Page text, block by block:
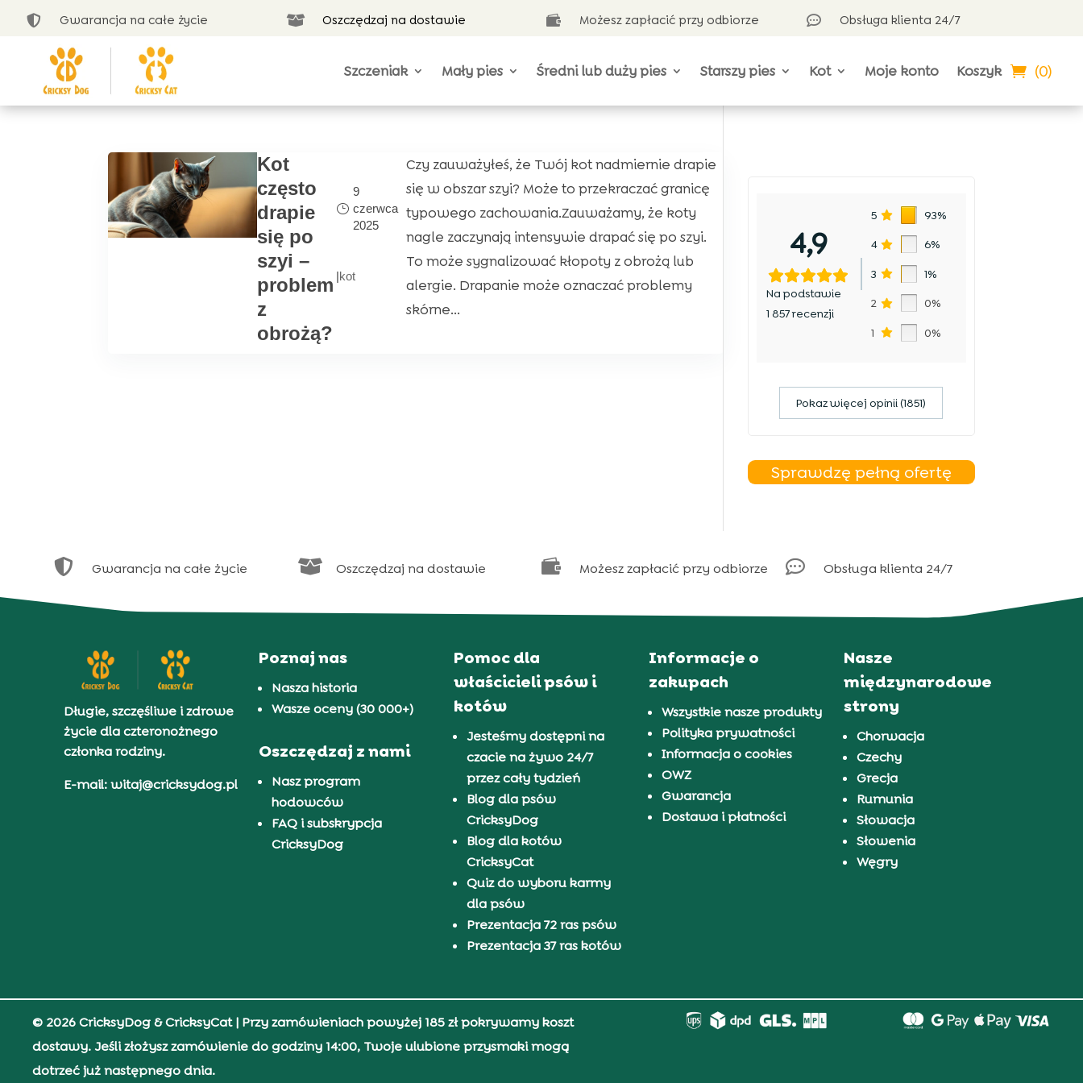
 Gwarancja na całe życie  Oszczędzaj na dostawie  Możesz zapłacić przy odbiorze  Obsługa klienta 24/7
Szczeniak Mały pies Średni lub duży pies Starszy pies Kot Moje konto Koszyk (0)
Kot
często
drapie
się po
szyi –
problem
z
obrożą?
9
czerwca
2025
|kot
Czy zauważyłeś, że Twój kot nadmiernie drapie
się w obszar szyi? Może to przekraczać granicę
typowego zachowania.Zauważamy, że koty
nagle zaczynają intensywie drapać się po szyi.
To może sygnalizować kłopoty z obrożą lub
alergie. Drapanie może oznaczać problemy
skórne...
4,9
Na podstawie
1 857 recenzji
5 93%
4 6%
3 1%
2 0%
1 0%
Pokaz więcej opinii (1851)
Sprawdzę pełną ofertę
 Gwarancja na całe życie  Oszczędzaj na dostawie  Możesz zapłacić przy odbiorze  Obsługa klienta 24/7
Długie, szczęśliwe i zdrowe
życie dla czteronożnego
członka rodziny.
E-mail: witaj@cricksydog.pl
Poznaj nas
Nasza historia
Wasze oceny (30 000+)
Oszczędzaj z nami
Nasz program
hodowców
FAQ i subskrypcja
CricksyDog
Pomoc dla
właścicieli psów i
kotów
Jesteśmy dostępni na
czacie na żywo 24/7
przez cały tydzień
Blog dla psów
CricksyDog
Blog dla kotów
CricksyCat
Quiz do wyboru karmy
dla psów
Prezentacja 72 ras psów
Prezentacja 37 ras kotów
Informacje o
zakupach
Wszystkie nasze produkty
Polityka prywatności
Informacja o cookies
OWZ
Gwarancja
Dostawa i płatności
Nasze
międzynarodowe
strony
Chorwacja
Czechy
Grecja
Rumunia
Słowacja
Słowenia
Węgry
© 2026 CricksyDog & CricksyCat| Przy zamówieniach powyżej 185 zł pokrywamy koszt
dostawy. Jeśli złożysz zamówienie do godziny 14:00, Twoje ulubione przysmaki mogą
dotrzeć już następnego dnia.